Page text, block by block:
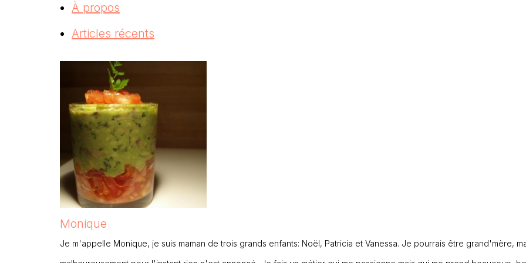
À propos
Articles récents
Monique
Je m'appelle Monique, je suis maman de trois grands enfants: Noël, Patricia et Vanessa. Je pourrais être grand'mère,